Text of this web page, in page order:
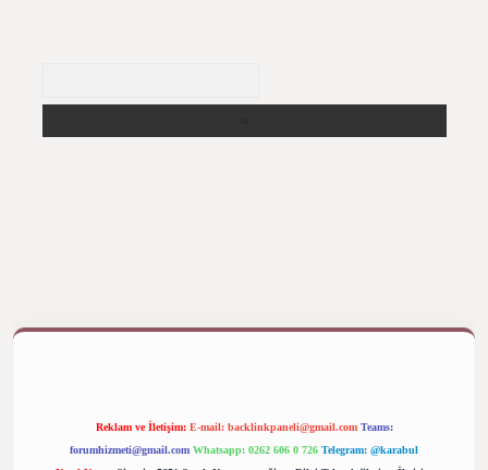
Reklam ve İletişim: E-mail: backlinkpaneli@gmail.com Teams:
forumhizmeti@gmail.com Whatsapp: 0262 606 0 726 Telegram: @karabul